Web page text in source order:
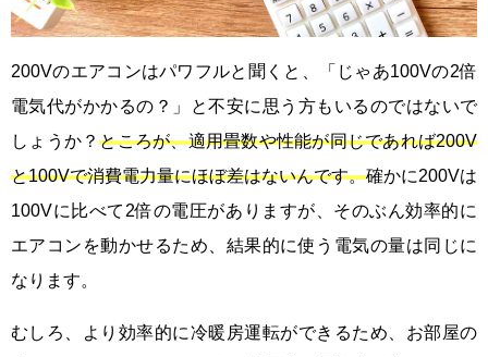
200Vのエアコンはパワフルと聞くと、「じゃあ100Vの2倍
電気代がかかるの？」と不安に思う方もいるのではないで
しょうか？ところが、適用畳数や性能が同じであれば200V
と100Vで消費電力量にほぼ差はないんです。確かに200Vは
100Vに比べて2倍の電圧がありますが、そのぶん効率的に
エアコンを動かせるため、結果的に使う電気の量は同じに
なります。
むしろ、より効率的に冷暖房運転ができるため、お部屋の